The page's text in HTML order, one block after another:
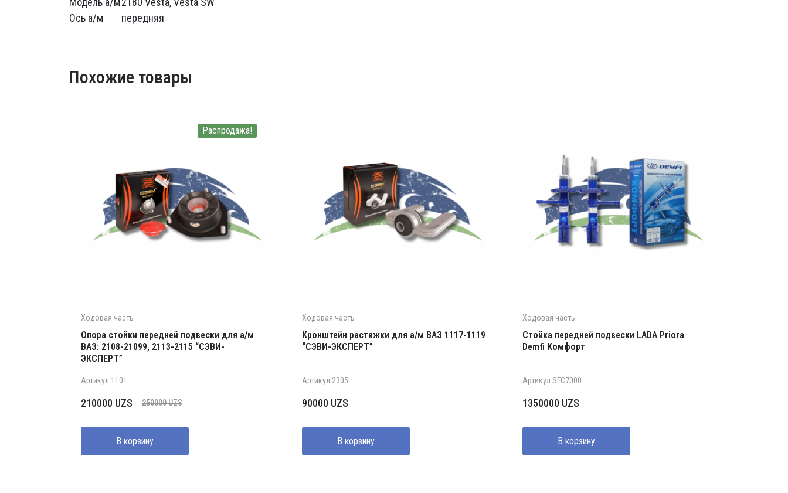
Ось а/м
передняя
Похожие товары
Распродажа!
Ходовая часть
Опора стойки передней подвески для а/м
ВАЗ: 2108-21099, 2113-2115 “СЭВИ-
ЭКСПЕРТ”
Артикул:1101
250000UZS
Первоначальная
составляла
250000 UZS.
210000 UZS
Текущая
210000 UZS.
В корзину
Ходовая часть
Кронштейн растяжки для а/м ВАЗ 1117-1119
“СЭВИ-ЭКСПЕРТ”
Артикул:2305
90000 UZS
В корзину
Ходовая часть
Стойка передней подвески LADA Priora
Demfi Комфорт
Артикул:SFC7000
1350000 UZS
В корзину